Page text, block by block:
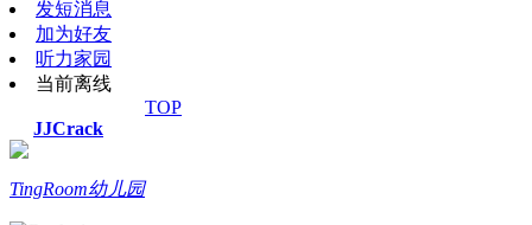
发短消息
加为好友
听力家园
当前离线
TOP
JJCrack
TingRoom幼儿园